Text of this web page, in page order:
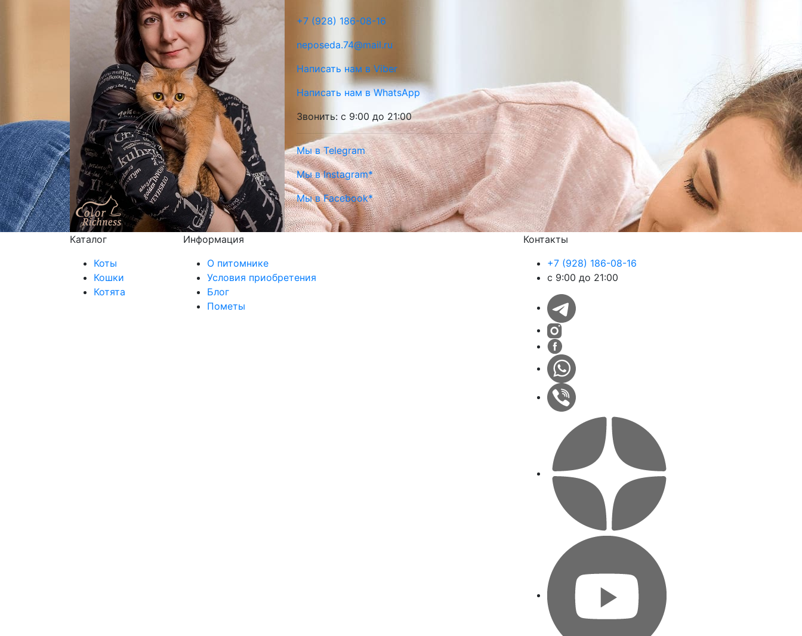
+7 (928) 186-08-16
neposeda.74@mail.ru
Написать нам в Viber
Написать нам в WhatsApp
Звонить: с 9:00 до 21:00
Мы в Telegram
Мы в Instagram*
Мы в Facebook*
Каталог
Коты
Кошки
Котята
Информация
О питомнике
Условия приобретения
Блог
Пометы
Контакты
+7 (928) 186-08-16
с 9:00 до 21:00